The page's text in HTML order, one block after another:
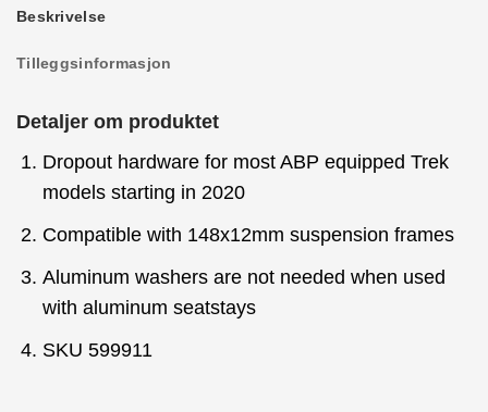
Beskrivelse
Tilleggsinformasjon
Detaljer om produktet
Dropout hardware for most ABP equipped Trek
models starting in 2020
Compatible with 148x12mm suspension frames
Aluminum washers are not needed when used
with aluminum seatstays
SKU 599911